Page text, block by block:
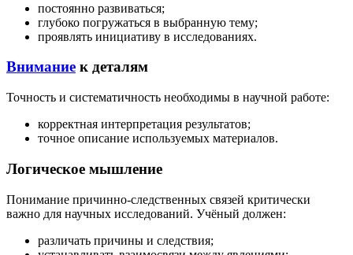
постоянно развиваться;
глубоко погружаться в выбранную тему;
проявлять инициативу в исследованиях.
Внимание к деталям
Точность и систематичность необходимы в научной работе:
корректная интерпретация результатов;
точное описание используемых материалов.
Логическое мышление
Понимание причинно-следственных связей критически
важно для научных исследований. Учёный должен:
различать причины и следствия;